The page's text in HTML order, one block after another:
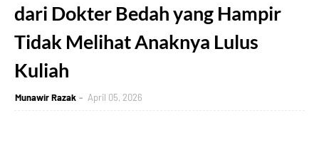
dari Dokter Bedah yang Hampir
Tidak Melihat Anaknya Lulus
Kuliah
Munawir Razak April 05, 2026